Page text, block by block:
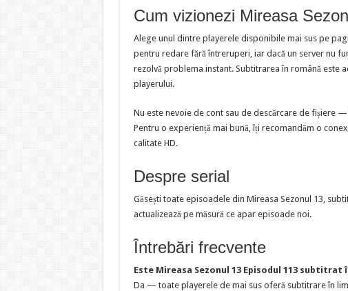
Cum vizionezi Mireasa
Alege unul dintre playerele disponibile mai sus pe
pentru redare fără întreruperi, iar dacă un server nu
rezolvă problema instant. Subtitrarea în română este
playerului.
Nu este nevoie de cont sau de descărcare de fișiere
Pentru o experiență mai bună, îți recomandăm o
calitate HD.
Despre serial
Găsești toate episoadele din Mireasa Sezonul 13,
actualizează pe măsură ce apar episoade noi.
Întrebări frecvente
Este Mireasa Sezonul 13 Episodul 113 subtitrat
Da — toate playerele de mai sus oferă subtitrare în